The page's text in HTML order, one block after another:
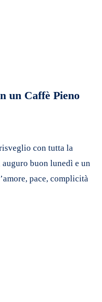
un Caffè Pieno
con tutta la
buon lunedì e un
pace, complicità